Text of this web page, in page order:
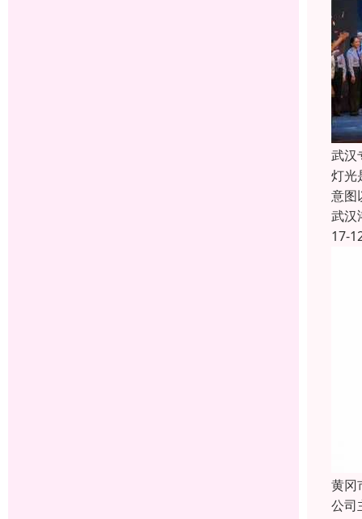
武汉
灯光
意图
武汉
17-
黄冈
公司